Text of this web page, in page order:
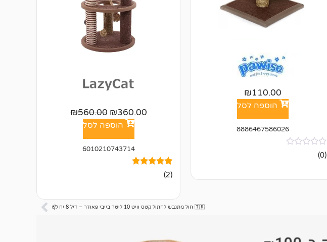
₪110.00
הוספה לסל
8886467586026
אין
ביקורות
(0)
₪360.00
₪560.00
הוספה לסל
6010210743714
מדורגים
5.00
2
לקוחות
(2)
🇹🇷 חול מתגבש לחתול קטס וויט 10 ליטר בייבי פאודר – דיל 8 יח 📦